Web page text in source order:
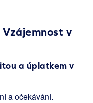
v
a úplatkem v
a očekávání.